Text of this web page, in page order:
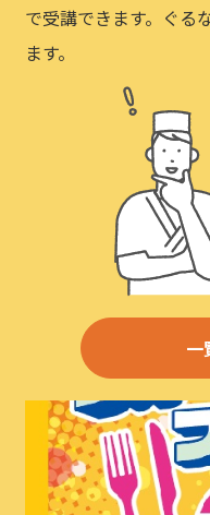
で受講できます。ぐる
ます。
一